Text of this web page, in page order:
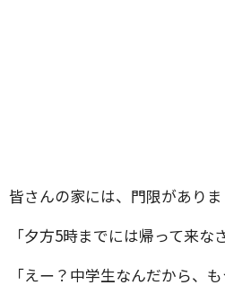
皆さんの家には、門限がありま
「夕方5時までには帰って来な
「えー？中学生なんだから、